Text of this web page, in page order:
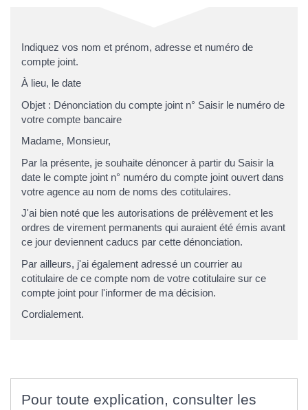
Indiquez vos nom et prénom, adresse et numéro de
compte joint.
À lieu, le date
Objet : Dénonciation du compte joint n° Saisir le numéro de
votre compte bancaire
Madame, Monsieur,
Par la présente, je souhaite dénoncer à partir du Saisir la
date le compte joint n° numéro du compte joint ouvert dans
votre agence au nom de noms des cotitulaires.
J'ai bien noté que les autorisations de prélèvement et les
ordres de virement permanents qui auraient été émis avant
ce jour deviennent caducs par cette dénonciation.
Par ailleurs, j'ai également adressé un courrier au
cotitulaire de ce compte nom de votre cotitulaire sur ce
compte joint pour l'informer de ma décision.
Cordialement.
Pour toute explication, consulter les